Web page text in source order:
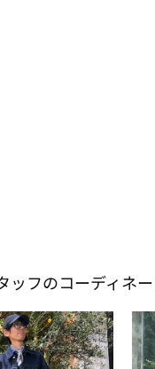
ッフのコーディネ